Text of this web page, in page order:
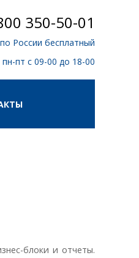
350-50-01
России бесплатный
пн-пт с 09-00 до 18-00
блоки и отчеты.